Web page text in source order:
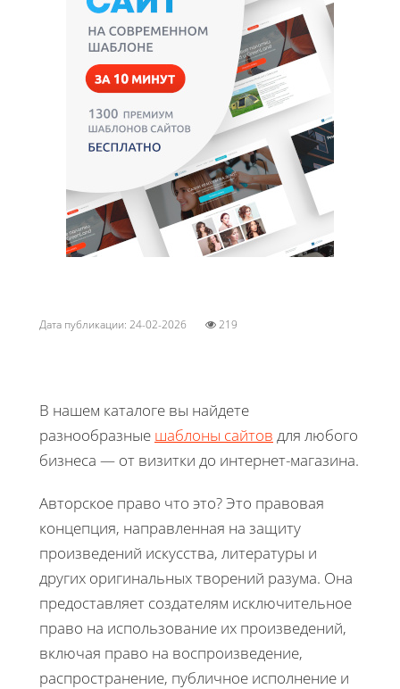
Дата публикации: 24-02-2026 219
В нашем каталоге вы найдете
разнообразные шаблоны сайтов для любого
бизнеса — от визитки до интернет-магазина.
Авторское право что это? Это правовая
концепция, направленная на защиту
произведений искусства, литературы и
других оригинальных творений разума. Она
предоставляет создателям исключительное
право на использование их произведений,
включая право на воспроизведение,
распространение, публичное исполнение и